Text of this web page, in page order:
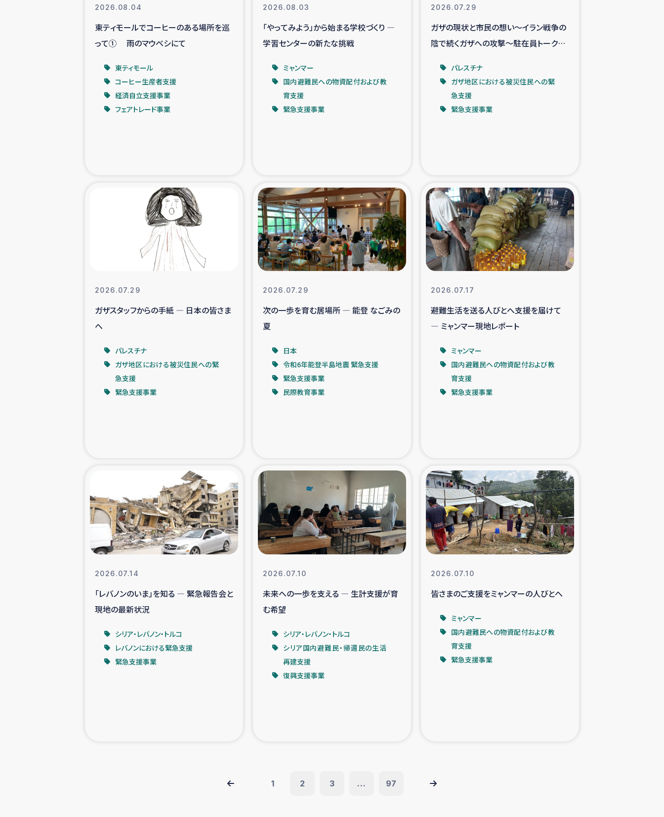
ガザ人道支援 令和6年能登半島地震 緊急支援
タイ国境ミャンマー移民子ども支援 漁民によるマングローブ植林活動
レバノンでのシリア難民への食糧・越冬支援 レバノンにおける緊急支援
石巻市街地在宅被災者支援 復興応援隊の活動
仮設住宅生活支援・農業復興支援 漁業復興支援
インターン・ボランティア日誌 経済自立支援事業
ガザ空爆被災者への食料支援と農家生産支援
ガザ地区における羊の畜産支援 ガザ地区での公園の緑化を通じた支援事業
ふりかけ普及と食生活改善による栄養改善事業 フェアトレード事業
コーヒー生産者支援 アイナロ県マウベシ郡でのコーヒー畑改善事業
ベイルート大規模爆発被災者支援 女性の生計向上支援
アグロフォレストリー（カカオ）事業
2026.08.04
東ティモールでコーヒーのある場所を巡
って① 雨のマウベシにて
東ティモール
コーヒー生産者支援
経済自立支援事業
フェアトレード事業
2026.08.03
「やってみよう」から始まる学校づくり ―
学習センターの新たな挑戦
ミャンマー
国内避難民への物資配付および教
育支援
緊急支援事業
2026.07.29
ガザの現状と市民の想い～イラン戦争の
陰で続くガザへの攻撃～駐在員トークイ
パレスチナ
ガザ地区における被災住民への緊
急支援
緊急支援事業
2026.07.29
ガザスタッフからの手紙 ― 日本の皆さま
へ
パレスチナ
ガザ地区における被災住民への緊
急支援
緊急支援事業
2026.07.29
次の一歩を育む居場所 ― 能登 なごみの
夏
日本
令和6年能登半島地震 緊急支援
緊急支援事業
民際教育事業
2026.07.17
避難生活を送る人びとへ支援を届けて
― ミャンマー現地レポート
ミャンマー
国内避難民への物資配付および教
育支援
緊急支援事業
2026.07.14
「レバノンのいま」を知る ― 緊急報告会と
現地の最新状況
シリア・レバノン・トルコ
レバノンにおける緊急支援
緊急支援事業
2026.07.10
未来への一歩を支える ― 生計支援が育
む希望
シリア・レバノン・トルコ
シリア国内避難民・帰還民の生活
再建支援
復興支援事業
2026.07.10
皆さまのご支援をミャンマーの人びとへ
ミャンマー
国内避難民への物資配付および教
育支援
緊急支援事業
1 2 3 ... 97